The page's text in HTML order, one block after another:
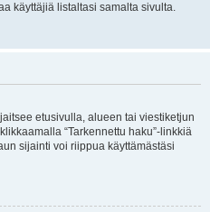
käyttäjiä listaltasi samalta sivulta.
etusivulla, alueen tai viestiketjun
“Tarkennettu haku”-linkkiä
sijainti voi riippua käyttämästäsi